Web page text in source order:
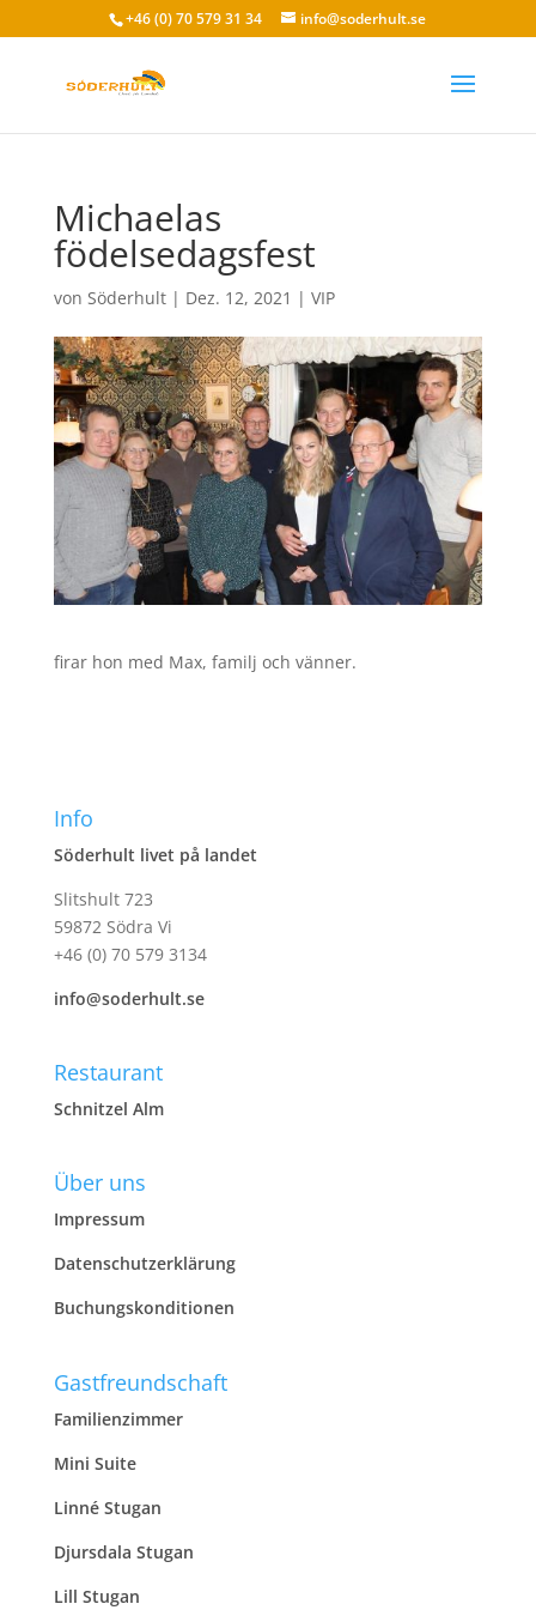
+46 (0) 70 579 31 34 info@soderhult.se
Michaelas
födelsedagsfest
von Söderhult| Dez. 12, 2021 | VIP
firar hon med Max, familj och vänner.
Info
Söderhult livet på landet
Slitshult 723
59872 Södra Vi
+46 (0) 70 579 3134
info@soderhult.se
Restaurant
Schnitzel Alm
Über uns
Impressum
Datenschutzerklärung
Buchungskonditionen
Gastfreundschaft
Familienzimmer
Mini Suite
Linné Stugan
Djursdala Stugan
Lill Stugan